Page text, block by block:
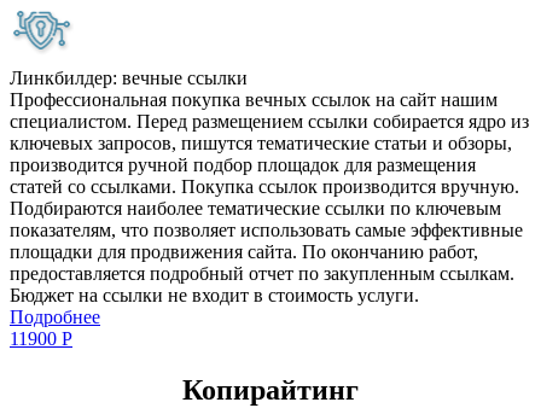
Линкбилдер: вечные ссылки
Профессиональная покупка вечных ссылок на сайт нашим
специалистом. Перед размещением ссылки собирается ядро из
ключевых запросов, пишутся тематические статьи и обзоры,
производится ручной подбор площадок для размещения
статей со ссылками. Покупка ссылок производится вручную.
Подбираются наиболее тематические ссылки по ключевым
показателям, что позволяет использовать самые эффективные
площадки для продвижения сайта. По окончанию работ,
предоставляется подробный отчет по закупленным ссылкам.
Бюджет на ссылки не входит в стоимость услуги.
Подробнее
11900 Р
Копирайтинг